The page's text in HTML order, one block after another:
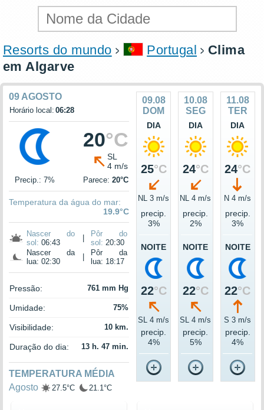
Resorts do mundo Portugal
Clima
em Algarve
09 AGOSTO
Horário local: 06:28
20°C
SL
4 m/s
Precip.: 7% Parece: 20°C
Temperatura da água do mar:
19.9°C
Nascer do
sol: 06:43
Pôr do
sol: 20:30
Nascer da
lua: 02:30
Pôr da
lua: 18:17
Pressão: 761 mm Hg
Umidade: 75%
Visibilidade: 10 km.
Duração do dia: 13 h. 47 min.
TEMPERATURA MÉDIA
Agosto
27.5°C 21.1°C
09.08
DOM
DIA
25°C
NL 3 m/s
precip.
3%
NOITE
22°C
SL 4 m/s
precip.
4%
10.08
SEG
DIA
24°C
NL 4 m/s
precip.
2%
NOITE
22°C
SL 4 m/s
precip.
5%
11.08
TER
DIA
24°C
N 4 m/s
precip.
3%
NOITE
22°C
S 3 m/s
precip.
4%